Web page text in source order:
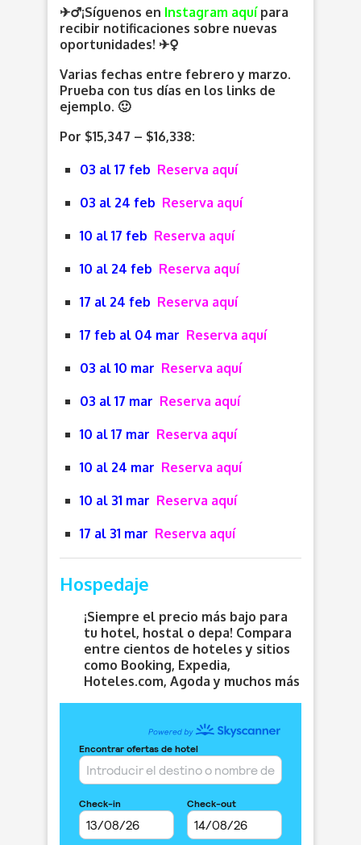
✈️‍♂️¡Síguenos en Instagram aquí para
recibir notificaciones sobre nuevas
oportunidades! ✈️
Varias fechas entre febrero y marzo.
Prueba con tus días en los links de
ejemplo. 🙂
Por $15,347 – $16,338:
03 al 17 feb Reserva aquí
03 al 24 feb Reserva aquí
10 al 17 feb Reserva aquí
10 al 24 feb Reserva aquí
17 al 24 feb Reserva aquí
17 feb al 04 mar Reserva aquí
03 al 10 mar Reserva aquí
03 al 17 mar Reserva aquí
10 al 17 mar Reserva aquí
10 al 24 mar Reserva aquí
10 al 31 mar Reserva aquí
17 al 31 mar Reserva aquí
Hospedaje
¡Siempre el precio más bajo para
tu hotel, hostal o depa! Compara
entre cientos de hoteles y sitios
como Booking, Expedia,
Hoteles.com, Agoda y muchos más